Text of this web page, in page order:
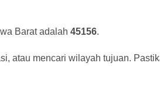
Barat adalah 45156.
atau mencari wilayah tujuan.